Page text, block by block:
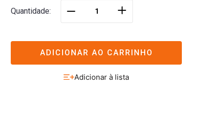
Quantidade ＋
ADICIONAR AO CARRINHO